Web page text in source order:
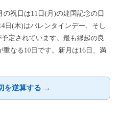
の祝日は11日(月)の建国記念の日
日(木)はバレンタインデー、そし
定されています。最も縁起の良
なる10日です。新月は16日、満
を逆算する →